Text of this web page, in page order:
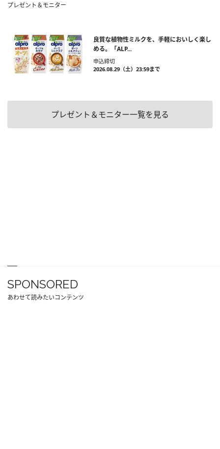
プレゼント＆モニター
良質な植物性ミルクを、手軽においしく楽し
める。「ALP...
申込締切
2026.08.29（土）23:59まで
プレゼント＆モニター一覧を見る
SPONSORED
あわせて読みたいコンテンツ